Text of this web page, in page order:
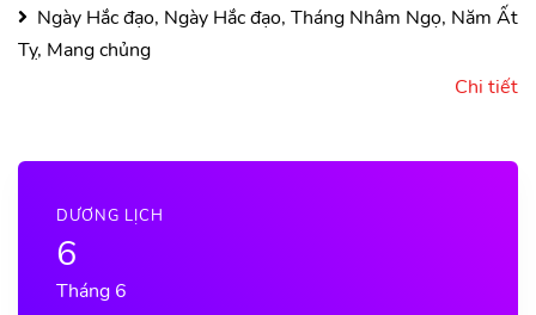
Ngày Hắc đạo, Ngày Hắc đạo, Tháng Nhâm Ngọ, Năm Ất
Tỵ, Mang chủng
Chi tiết
DƯƠNG LỊCH
6
Tháng 6